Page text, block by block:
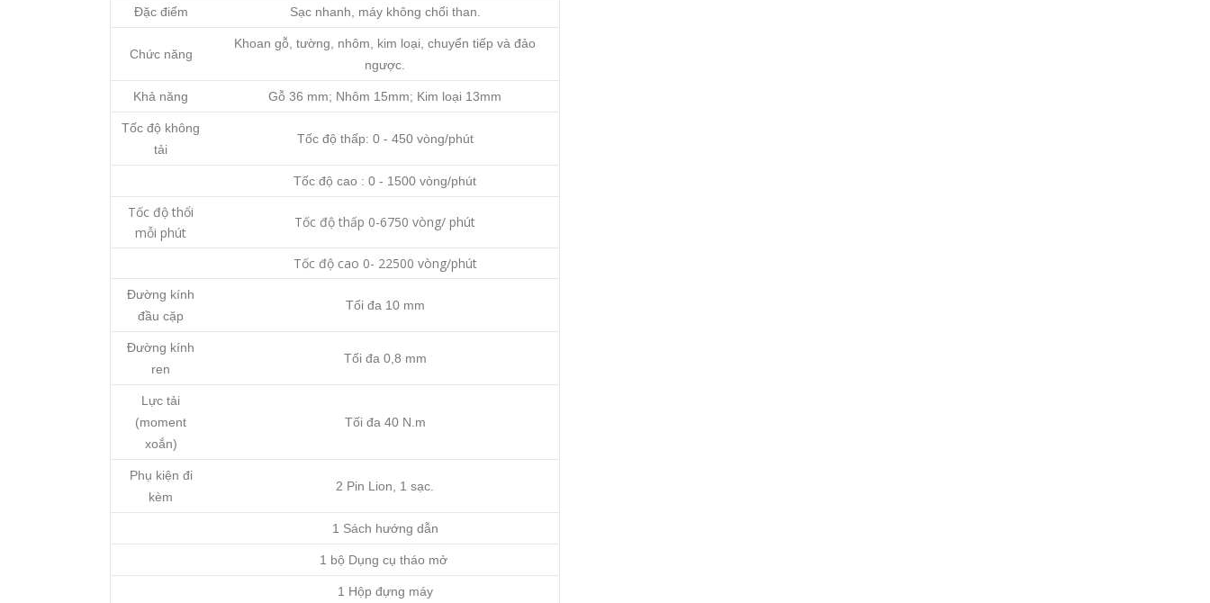
Đặc điểm Sạc nhanh, máy không chổi than.
Chức năng
Khoan gỗ, tường, nhôm, kim loại, chuyển tiếp và đảo
ngược.
Khả năng Gỗ 36 mm; Nhôm 15mm; Kim loại 13mm
Tốc độ không
tải
Tốc độ thấp: 0 - 450 vòng/phút
Tốc độ cao : 0 - 1500 vòng/phút
Tốc độ thổi
mỗi phút
Tốc độ thấp 0-6750 vòng/ phút
Tốc độ cao 0- 22500 vòng/phút
Đường kính
đầu cặp
Tối đa 10 mm
Đường kính
ren
Tối đa 0,8 mm
Lực tải
(moment
xoắn)
Tối đa 40 N.m
Phụ kiện đi
kèm
2 Pin Lion, 1 sạc.
1 Sách hướng dẫn
1 bộ Dụng cụ tháo mở
1 Hộp đựng máy